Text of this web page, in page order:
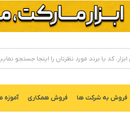
فروش به شركت ها فروش همکاری آموزه